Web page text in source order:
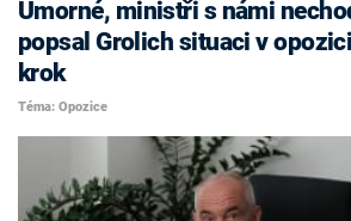
Úmorné, ministři s námi
popsal Grolich situaci v
krok
Téma: Opozice